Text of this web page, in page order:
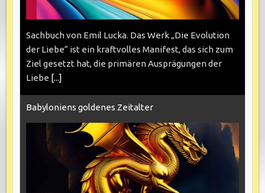
Sachbuch von Emil Lucka. Das Werk „Die Evolution
der Liebe“ ist ein kraftvolles Manifest, das sich zum
Ziel gesetzt hat, die primären Ausprägungen der
Liebe [...]
Babyloniens goldenes Zeitalter